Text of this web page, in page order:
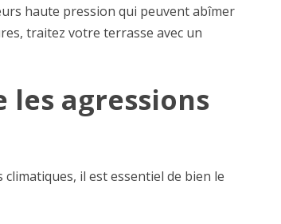
haute pression qui peuvent abîmer
traitez votre terrasse avec un
agressions
il est essentiel de bien le